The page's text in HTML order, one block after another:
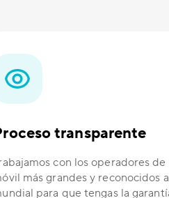
transparente
con los operadores
más grandes y reconocidos
para que tengas la